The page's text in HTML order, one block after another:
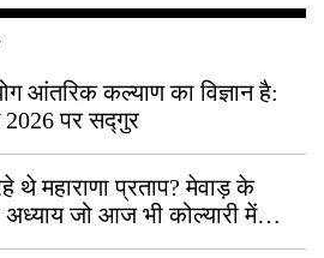
आंतरिक कल्याण का विज्ञान है:
2026 पर सद्गुर
थे महाराणा प्रताप? मेवाड़ के
जो आज भी कोल्यारी में